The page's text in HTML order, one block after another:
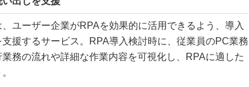
ユーザー企業がRPAを効果的に活用できるよう、導入
援するサービス。RPA導入検討時に、従業員のPC業務
務の流れや詳細な作業内容を可視化し、RPAに適した